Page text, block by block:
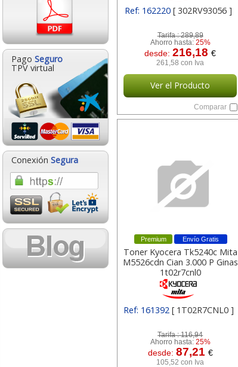
Pago Seguro
TPV virtual
Conexión Segura
Ref: 162220[ 302RV93056 ]
Tarifa :289,89
Ahorro hasta: 25%
desde:216,18€
261,58 con Iva
Ver el Producto
Comparar
Envío Gratis
Premium
Toner Kyocera Tk5240c Mita
M5526cdn Cian 3.000 P Ginas
1t02r7cnl0
Ref: 161392 [ 1T02R7CNL0 ]
Tarifa :116,94
Ahorro hasta: 25%
desde: 87,21 €
105,52 con Iva